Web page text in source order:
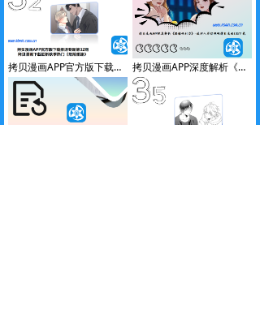
拷贝漫画APP官方版下载推送专题第32期-拷贝漫画下载细析秋季热门《危险重逢》 拷贝漫画APP深度解析《偶像吸引力》-漫评人带你领略拷贝漫画IOS下载